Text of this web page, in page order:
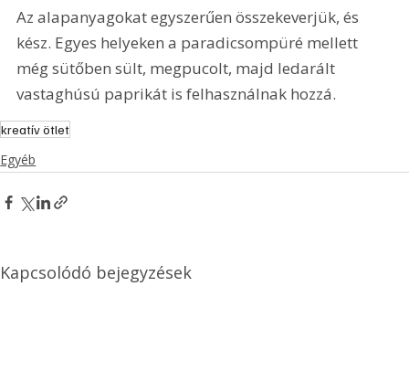
Az alapanyagokat egyszerűen összekeverjük, és
kész. Egyes helyeken a paradicsompüré mellett
még sütőben sült, megpucolt, majd ledarált
vastaghúsú paprikát is felhasználnak hozzá.
kreatív ötlet
Egyéb
Kapcsolódó bejegyzések